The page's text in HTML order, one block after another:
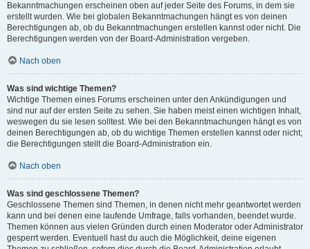
Bekanntmachungen erscheinen oben auf jeder Seite des Forums, in dem sie
erstellt wurden. Wie bei globalen Bekanntmachungen hängt es von deinen
Berechtigungen ab, ob du Bekanntmachungen erstellen kannst oder nicht. Die
Berechtigungen werden von der Board-Administration vergeben.
Nach oben
Was sind wichtige Themen?
Wichtige Themen eines Forums erscheinen unter den Ankündigungen und
sind nur auf der ersten Seite zu sehen. Sie haben meist einen wichtigen Inhalt,
weswegen du sie lesen solltest. Wie bei den Bekanntmachungen hängt es von
deinen Berechtigungen ab, ob du wichtige Themen erstellen kannst oder nicht;
die Berechtigungen stellt die Board-Administration ein.
Nach oben
Was sind geschlossene Themen?
Geschlossene Themen sind Themen, in denen nicht mehr geantwortet werden
kann und bei denen eine laufende Umfrage, falls vorhanden, beendet wurde.
Themen können aus vielen Gründen durch einen Moderator oder Administrator
gesperrt werden. Eventuell hast du auch die Möglichkeit, deine eigenen